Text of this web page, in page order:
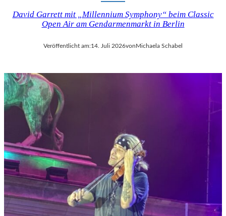
David Garrett mit „Millennium Symphony“ beim Classic
Open Air am Gendarmenmarkt in Berlin
Veröffentlicht am:14. Juli 2026vonMichaela Schabel